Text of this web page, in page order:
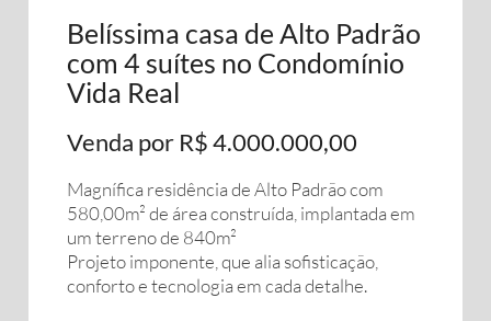
Belíssima casa de Alto Padrão
com 4 suítes no Condomínio
Vida Real
Venda por R$ 4.000.000,00
Magnífica residência de Alto Padrão com
580,00m² de área construída, implantada em
um terreno de 840m²
Projeto imponente, que alia sofisticação,
conforto e tecnologia em cada detalhe.